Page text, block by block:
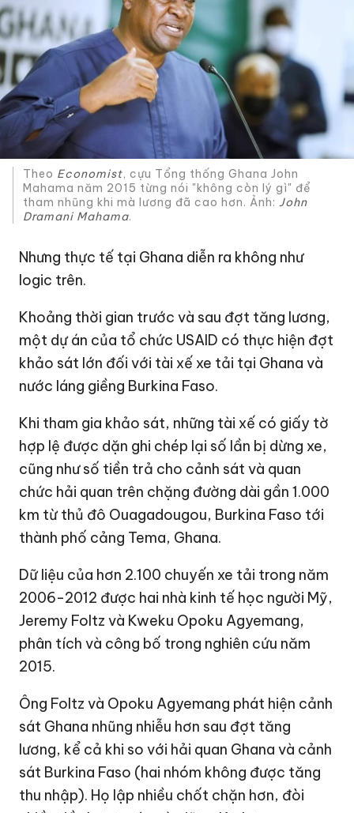
Theo Economist, cựu Tổng thống Ghana John
Mahama năm 2015 từng nói "không còn lý gì" để
tham nhũng khi mà lương đã cao hơn. Ảnh:John
Dramani Mahama.
Nhưng thực tế tại Ghana diễn ra không như
logic trên.
Khoảng thời gian trước và sau đợt tăng lương,
một dự án của tổ chức USAID có thực hiện đợt
khảo sát lớn đối với tài xế xe tải tại Ghana và
nước láng giềng Burkina Faso.
Khi tham gia khảo sát, những tài xế có giấy tờ
hợp lệ được dặn ghi chép lại số lần bị dừng xe,
cũng như số tiền trả cho cảnh sát và quan
chức hải quan trên chặng đường dài gần 1.000
km từ thủ đô Ouagadougou, Burkina Faso tới
thành phố cảng Tema, Ghana.
Dữ liệu của hơn 2.100 chuyến xe tải trong năm
2006-2012 được hai nhà kinh tế học người Mỹ,
Jeremy Foltz và Kweku Opoku Agyemang,
phân tích và công bố trong nghiên cứu năm
2015.
Ông Foltz và Opoku Agyemang phát hiện cảnh
sát Ghana nhũng nhiễu hơn sau đợt tăng
lương, kể cả khi so với hải quan Ghana và cảnh
sát Burkina Faso (hai nhóm không được tăng
thu nhập). Họ lập nhiều chốt chặn hơn, đòi